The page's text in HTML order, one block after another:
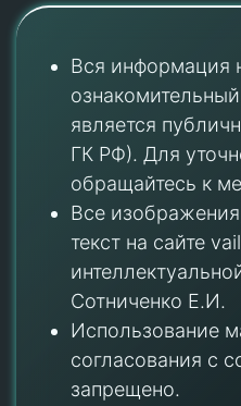
Вся информация
является
ГК РФ). Для
обращайтесь к
Все
текст на сайте
Сотниченко Е.И.
Использование
согласования с
запрещено.